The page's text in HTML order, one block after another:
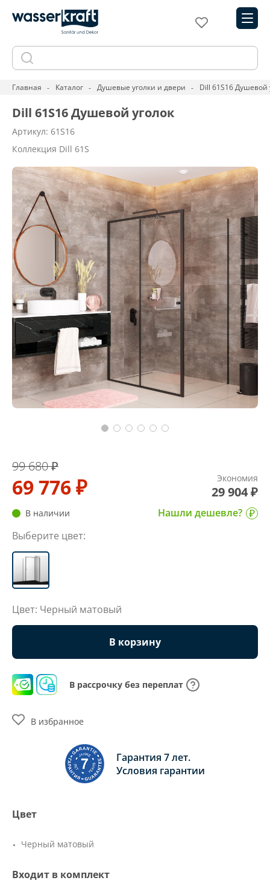
Главная Каталог Душевые уголки и двери Dill 61S16 Душевой
Dill 61S16 Душевой уголок
Артикул: 61S16
Коллекция Dill 61S
99 680 ₽
69 776 ₽ Экономия
29 904 ₽
В наличии
Нашли дешевле?
Выберите цвет:
Цвет: Черный матовый
В корзину
В рассрочку без переплат
Гарантия 7 лет.
Условия гарантии
В избранное
Цвет
Черный матовый
Входит в комплект